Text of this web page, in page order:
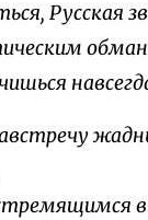
Русская
в